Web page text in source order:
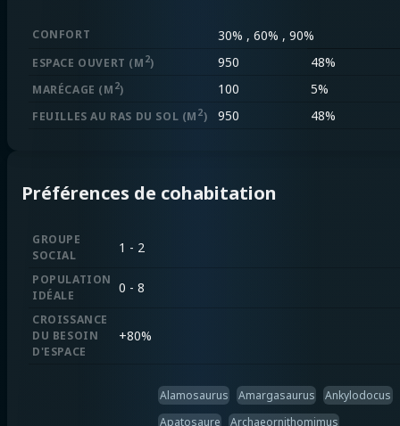
CONFORT 30% , 60% , 90%
ESPACE OUVERT (M 2) 950 48%
MARÉCAGE (M 2) 100 5%
FEUILLES AU RAS DU SOL (M 2) 950 48%
Préférences de cohabitation
GROUPE
SOCIAL
1 - 2
POPULATION
IDÉALE
0 - 8
CROISSANCE
DU BESOIN
D'ESPACE
+80%
Alamosaurus Amargasaurus
Ankylodocus
Apatosaure
Archaeornithomimus